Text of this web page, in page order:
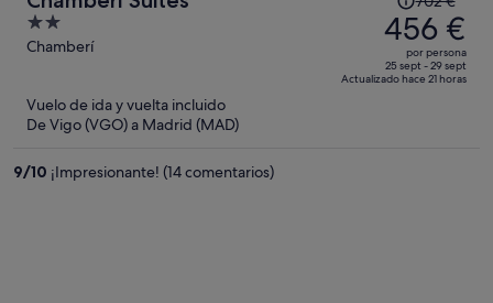
2
out
Chamberí
precio
era
de
702 €,
456 €
por persona
25 sept - 29 sept
Actualizado hace 21 horas
Vuelo de ida y vuelta incluido
De Vigo (VGO) a Madrid (MAD)
9/10 ¡Impresionante! (14 comentarios)